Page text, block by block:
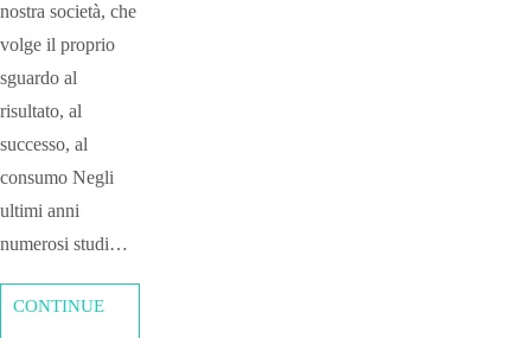
nostra società, che
volge il proprio
sguardo al
risultato, al
successo, al
consumo Negli
ultimi anni
numerosi studi…
CONTINUE